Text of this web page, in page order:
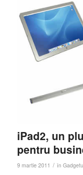
iPad2, un
pentru
9 martie 2011 / în